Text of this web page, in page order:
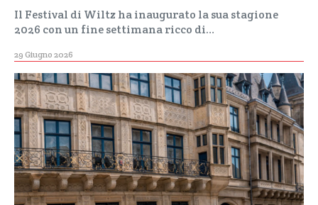
Il Festival di Wiltz ha inaugurato la sua stagione
2026 con un fine settimana ricco di…
29 Giugno 2026